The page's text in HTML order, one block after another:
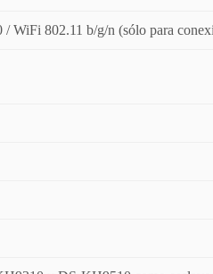
WiFi 802.11 b/g/n (sólo para